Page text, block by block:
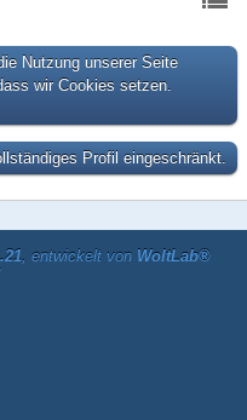
Nutzung unserer Seite
wir Cookies setzen.
Profil eingeschränkt.
, entwickelt von WoltLab®